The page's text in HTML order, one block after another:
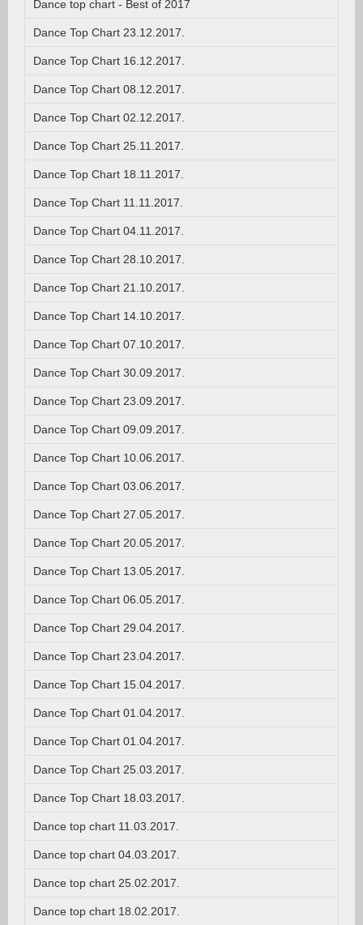
Dance top chart - Best of 2017
Dance Top Chart 23.12.2017.
Dance Top Chart 16.12.2017.
Dance Top Chart 08.12.2017.
Dance Top Chart 02.12.2017.
Dance Top Chart 25.11.2017.
Dance Top Chart 18.11.2017.
Dance Top Chart 11.11.2017.
Dance Top Chart 04.11.2017.
Dance Top Chart 28.10.2017.
Dance Top Chart 21.10.2017.
Dance Top Chart 14.10.2017.
Dance Top Chart 07.10.2017.
Dance Top Chart 30.09.2017.
Dance Top Chart 23.09.2017.
Dance Top Chart 09.09.2017.
Dance Top Chart 10.06.2017.
Dance Top Chart 03.06.2017.
Dance Top Chart 27.05.2017.
Dance Top Chart 20.05.2017.
Dance Top Chart 13.05.2017.
Dance Top Chart 06.05.2017.
Dance Top Chart 29.04.2017.
Dance Top Chart 23.04.2017.
Dance Top Chart 15.04.2017.
Dance Top Chart 01.04.2017.
Dance Top Chart 01.04.2017.
Dance Top Chart 25.03.2017.
Dance Top Chart 18.03.2017.
Dance top chart 11.03.2017.
Dance top chart 04.03.2017.
Dance top chart 25.02.2017.
Dance top chart 18.02.2017.